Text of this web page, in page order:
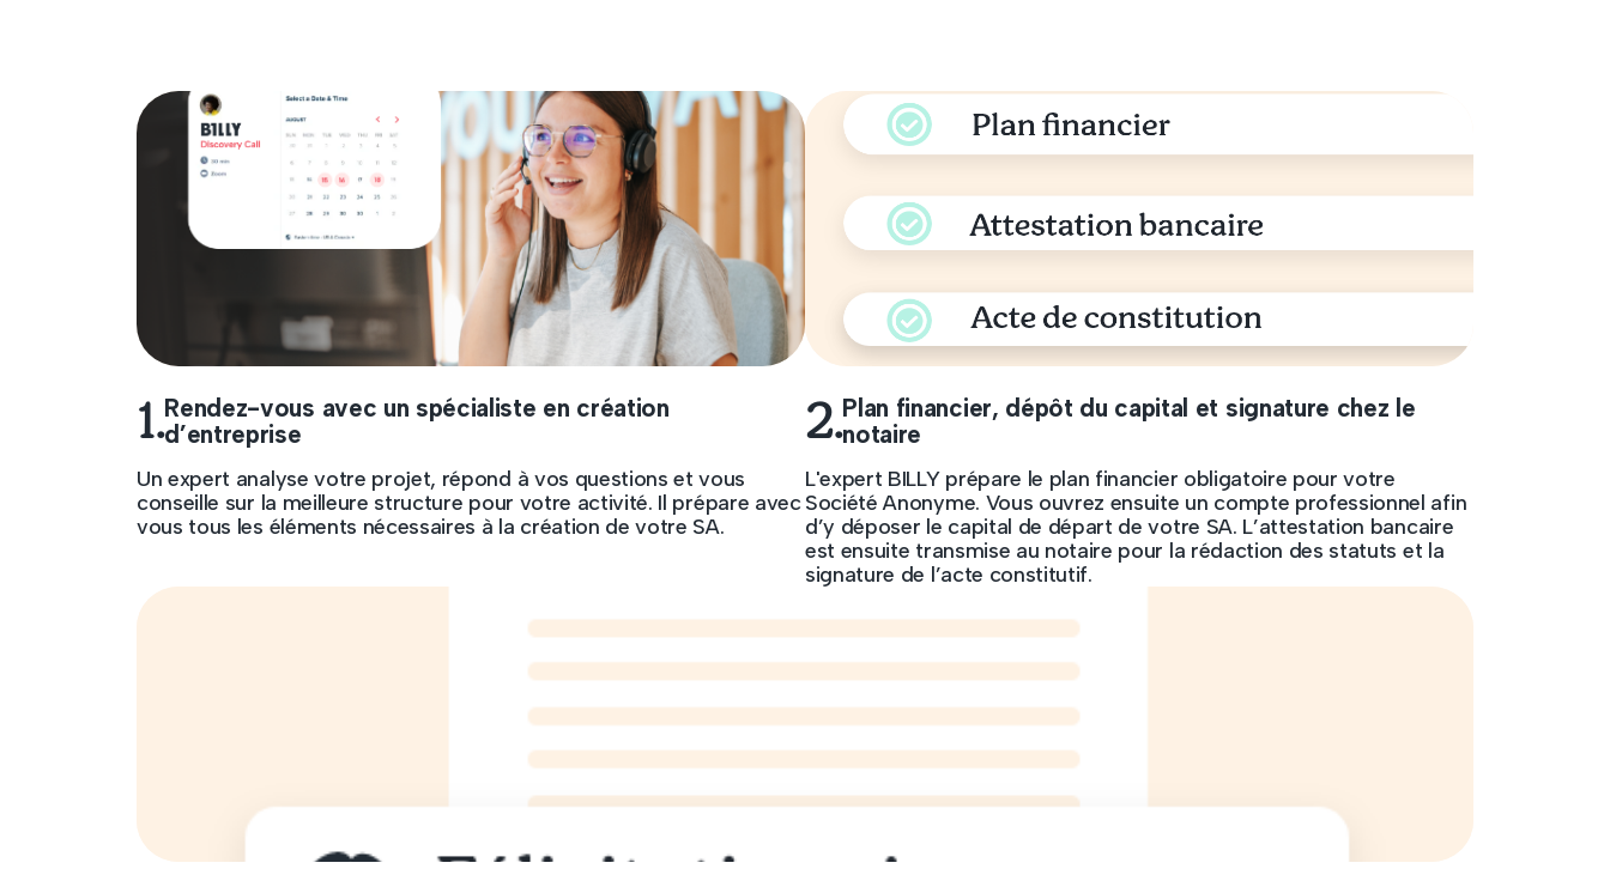
1.Rendez-vous avec un spécialiste en création
d’entreprise
Un expert analyse votre projet, répond à vos questions et vous
conseille sur la meilleure structure pour votre activité. Il prépare avec
vous tous les éléments nécessaires à la création de votre SA.
2.Plan financier, dépôt du capital et signature chez le
notaire
L'expert BILLY prépare le plan financier obligatoire pour votre
Société Anonyme. Vous ouvrez ensuite un compte professionnel afin
d’y déposer le capital de départ de votre SA. L’attestation bancaire
est ensuite transmise au notaire pour la rédaction des statuts et la
signature de l’acte constitutif.